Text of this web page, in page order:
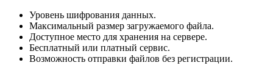
Уровень шифрования данных.
Максимальный размер загружаемого файла.
Доступное место для хранения на сервере.
Бесплатный или платный сервис.
Возможность отправки файлов без регистрации.